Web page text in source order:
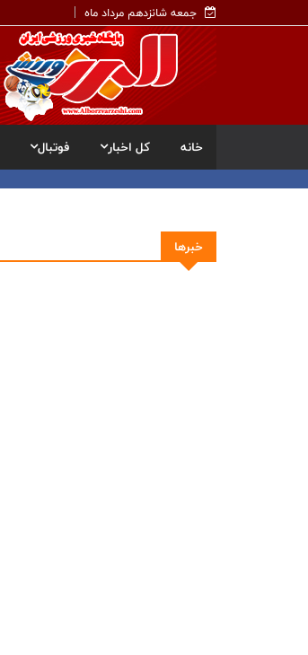
جمعه شانزدهم مرداد ماه
خانه کل اخبار فوتبال
خبرها